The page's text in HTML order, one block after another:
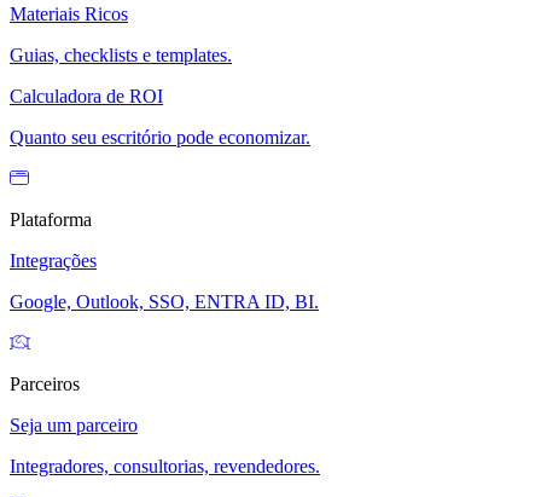
Materiais Ricos
Guias, checklists e templates.
Calculadora de ROI
Quanto seu escritório pode economizar.
Plataforma
Integrações
Google, Outlook, SSO, ENTRA ID, BI.
Parceiros
Seja um parceiro
Integradores, consultorias, revendedores.